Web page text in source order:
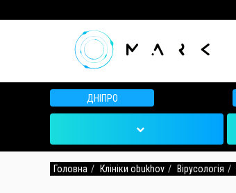
ДНІПРО
Головна Клініки obukhov Вірусологія